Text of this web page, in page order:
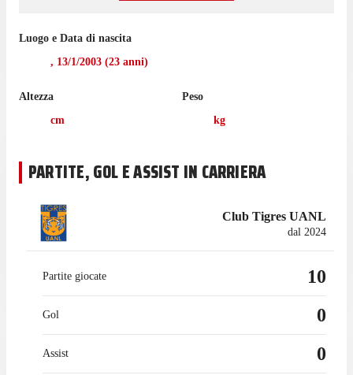
prossima gara di Liga MX per il Tigres UANL.
Guerrero ha giocato 8 partite di Liga MX nell'ultima stagione
Luogo e Data di nascita
, 13/1/2003 (23 anni)
Altezza
cm
Peso
kg
PARTITE, GOL E ASSIST IN CARRIERA
Club Tigres UANL
dal 2024
Partite giocate 10
Gol 0
Assist 0